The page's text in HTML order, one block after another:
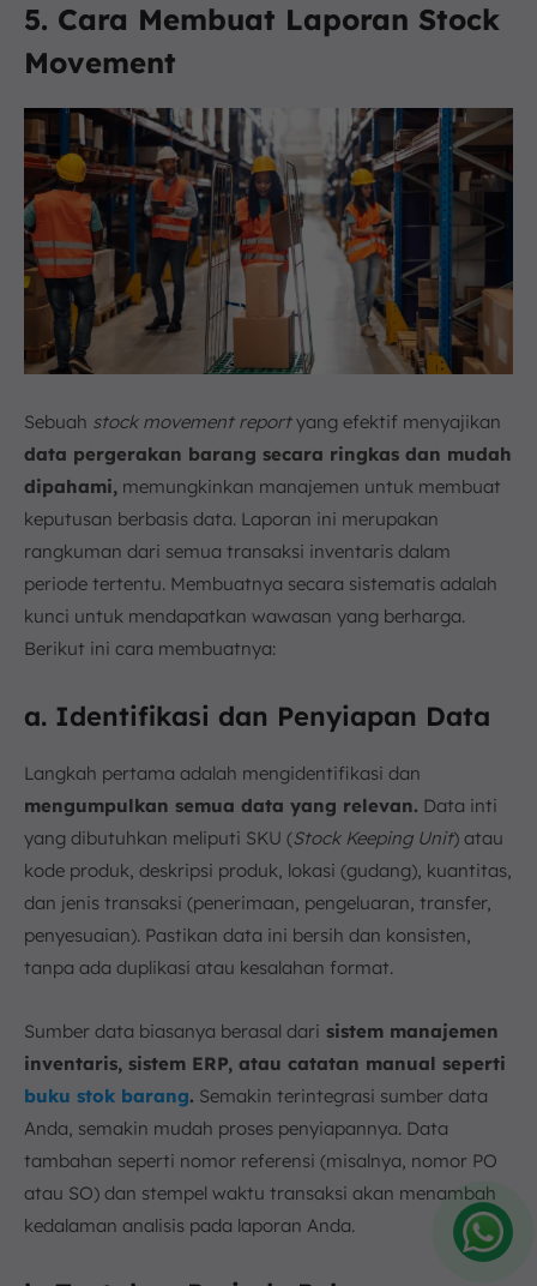
5. Cara Membuat Laporan Stock
Movement
Sebuah stock movement reportyang efektif menyajikan
data pergerakan barang secara ringkas dan mudah
dipahami, memungkinkan manajemen untuk membuat
keputusan berbasis data. Laporan ini merupakan
rangkuman dari semua transaksi inventaris dalam
periode tertentu. Membuatnya secara sistematis adalah
kunci untuk mendapatkan wawasan yang berharga.
Berikut ini cara membuatnya:
a. Identifikasi dan Penyiapan Data
Langkah pertama adalah mengidentifikasi dan
mengumpulkan semua data yang relevan. Data inti
yang dibutuhkan meliputi SKU (Stock Keeping Unit) atau
kode produk, deskripsi produk, lokasi (gudang), kuantitas,
dan jenis transaksi (penerimaan, pengeluaran, transfer,
penyesuaian). Pastikan data ini bersih dan konsisten,
tanpa ada duplikasi atau kesalahan format.
Sumber data biasanya berasal dari sistem manajemen
inventaris, sistem ERP, atau catatan manual seperti
buku stok barang. Semakin terintegrasi sumber data
Anda, semakin mudah proses penyiapannya. Data
tambahan seperti nomor referensi (misalnya, nomor PO
atau SO) dan stempel waktu transaksi akan menambah
kedalaman analisis pada laporan Anda.